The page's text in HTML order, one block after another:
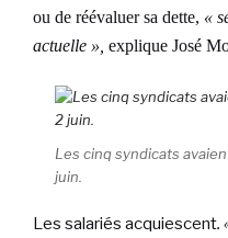
ou de réévaluer sa dette, «
actuelle », explique José
Les cinq syndicats
juin.
Les salariés acquiescent.